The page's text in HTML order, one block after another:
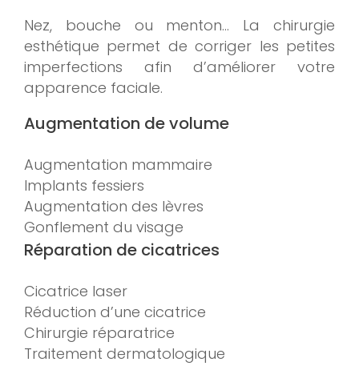
Nez, bouche ou menton… La chirurgie
esthétique permet de corriger les petites
imperfections afin d’améliorer votre
apparence faciale.
Augmentation de volume
Augmentation mammaire
Implants fessiers
Augmentation des lèvres
Gonflement du visage
Réparation de cicatrices
Cicatrice laser
Réduction d’une cicatrice
Chirurgie réparatrice
Traitement dermatologique